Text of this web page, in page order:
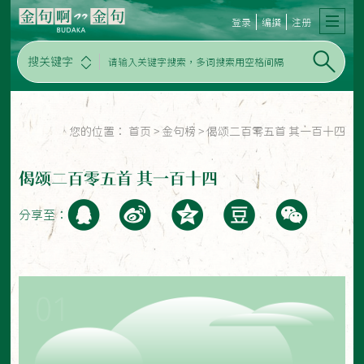
搜关键字
登录 编撰 注册
您的位置： 首页 > 金句榜 > 偈颂二百零五首 其一百十四
偈颂二百零五首 其一百十四
分享至：